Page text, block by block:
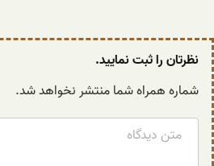
نظرتان را ثبت نمایید.
شماره همراه شما منتشر نخواهد شد.